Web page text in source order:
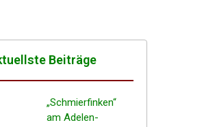
Beiträge
„Schmier­fin­ken“
am Adelen­